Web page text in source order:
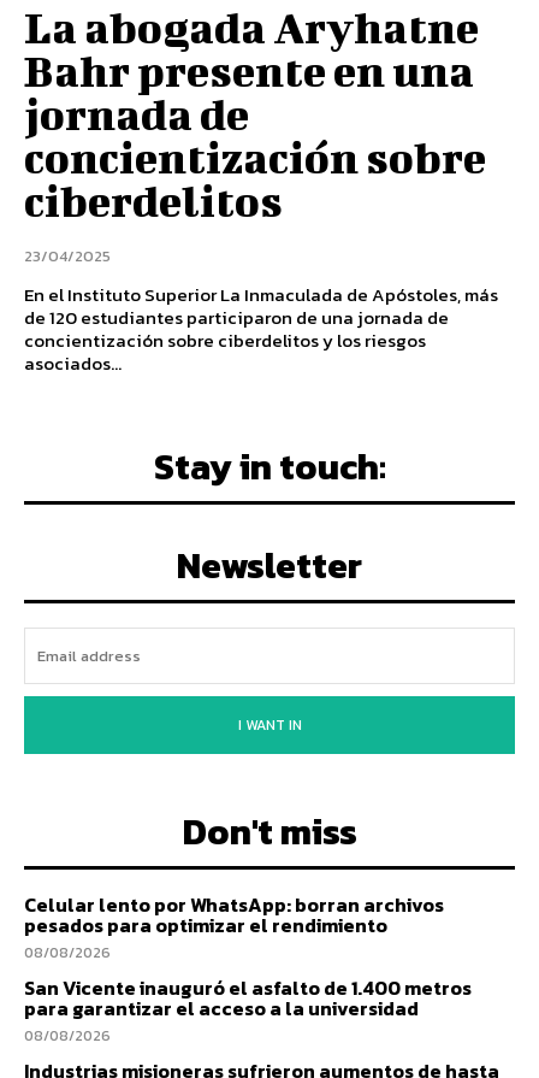
La abogada Aryhatne
Bahr presente en una
jornada de
concientización sobre
ciberdelitos
23/04/2025
En el Instituto Superior La Inmaculada de Apóstoles, más
de 120 estudiantes participaron de una jornada de
concientización sobre ciberdelitos y los riesgos
asociados...
Stay in touch:
Newsletter
I WANT IN
Don't miss
Celular lento por WhatsApp: borran archivos
pesados para optimizar el rendimiento
08/08/2026
San Vicente inauguró el asfalto de 1.400 metros
para garantizar el acceso a la universidad
08/08/2026
Industrias misioneras sufrieron aumentos de hasta